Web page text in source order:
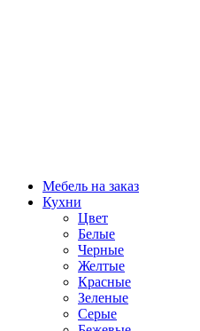
Мебель на заказ
Кухни
Цвет
Белые
Черные
Желтые
Красные
Зеленые
Серые